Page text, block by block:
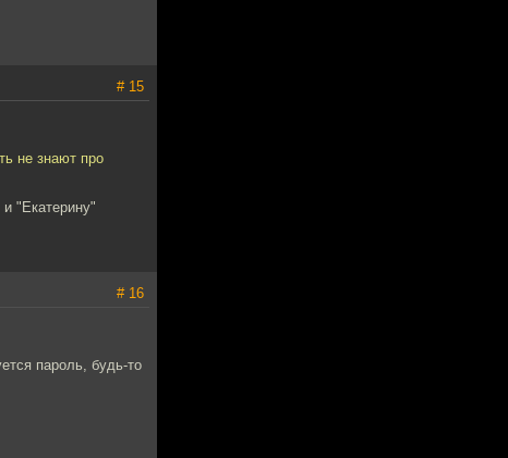
# 15
не знают про
"Екатерину"
# 16
пароль, будь-то